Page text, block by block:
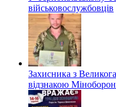
військовослужбовців
Захисника з
відзнакою